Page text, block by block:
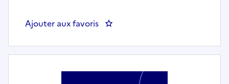
Ajouter aux favoris : Une ou un employé de Mairie -